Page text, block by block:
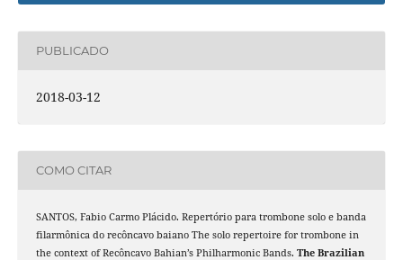
PUBLICADO
2018-03-12
COMO CITAR
SANTOS, Fabio Carmo Plácido. Repertório para trombone solo e banda
filarmônica do recôncavo baiano The solo repertoire for trombone in
the context of Recôncavo Bahian’s Philharmonic Bands. The Brazilian